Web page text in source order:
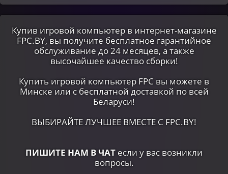
Купив игровой компьютер в интернет-магазине
FPC.BY, вы получите бесплатное гарантийное
обслуживание до 24 месяцев, а также
высочайшее качество сборки!
Купить игровой компьютер FPC вы можете в
Минске или c бесплатной доставкой по всей
Беларуси!
ВЫБИРАЙТЕ ЛУЧШЕЕ ВМЕСТЕ С FPC.BY!
ПИШИТЕ НАМ В ЧАТ если у вас возникли
вопросы.